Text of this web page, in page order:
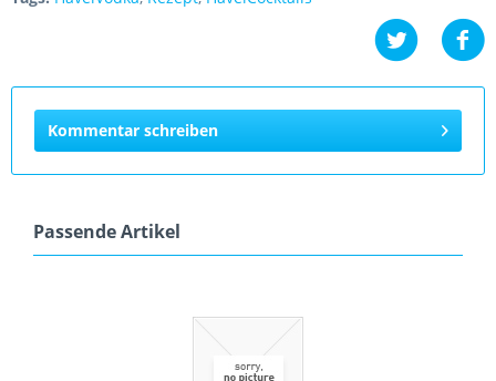
Kommentar schreiben
Passende Artikel